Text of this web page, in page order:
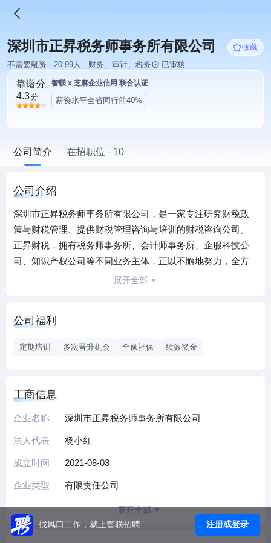
深圳市正昇税务师事务所有限公司
收藏
不需要融资 · 20-99人 · 财务、审计、税务
已审核
靠谱分
4.3分
智联 x 芝麻企业信用 联合认证
薪资水平全省同行前40%
公司简介 在招职位 · 10
公司介绍
深圳市正昇税务师事务所有限公司，是一家专注研究财税政
策与财税管理、提供财税管理咨询与培训的财税咨询公司。
正昇财税，拥有税务师事务所、会计师事务所、企服科技公
司、知识产权公司等不同业务主体，正以不懈地努力，全方
位、一站式服务满足客户需求，助力企业持续发展
展开全部
公司福利
定期培训 多次晋升机会 全额社保 绩效奖金
工商信息
企业名称 深圳市正昇税务师事务所有限公司
法人代表 杨小红
成立时间 2021-08-03
企业类型 有限责任公司
展开全部
找风口工作，就上智联招聘
注册或登录